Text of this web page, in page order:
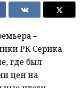
–
РК Серика
где был
цен на